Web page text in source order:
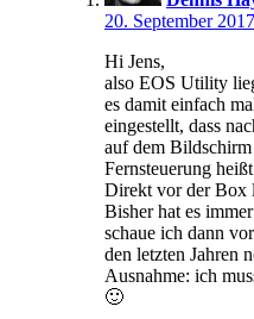
20. September
Hi Jens,
also EOS Utility
es damit einfach
eingestellt, dass
auf dem
Fernsteuerung
Direkt vor der Box
Bisher hat es
schaue ich dann
den letzten Jahren
Ausnahme: ich
🙂